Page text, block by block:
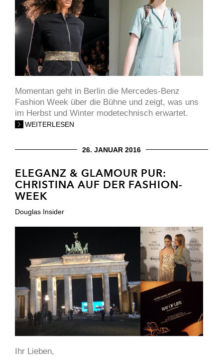
Momentan geht in Berlin die Mercedes-Benz
Fashion Week über die Bühne und zeigt, was uns
im Herbst und Winter modetechnisch erwartet.
WEITERLESEN
26. JANUAR 2016
ELEGANZ & GLAMOUR PUR:
CHRISTINA AUF DER FASHION-
WEEK
Douglas Insider
Ihr Lieben,